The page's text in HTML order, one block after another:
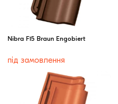
Nibra F15 Braun Engobiert
під замовлення